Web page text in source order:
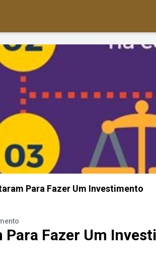
Para Fazer Um Investimento
Fazer Um